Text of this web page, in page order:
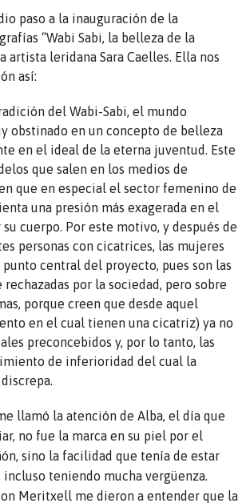
paso a la inauguración de la
“Wabi Sabi, la belleza de la
artista leridana Sara Caelles. Ella nos
así:
del Wabi-Sabi, el mundo
obstinado en un concepto de belleza
en el ideal de la eterna juventud. Este
que salen en los medios de
que en especial el sector femenino de
una presión más exagerada en el
cuerpo. Por este motivo, y después de
personas con cicatrices, las mujeres
central del proyecto, pues son las
por la sociedad, pero sobre
porque creen que desde aquel
en el cual tienen una cicatriz) ya no
preconcebidos y, por lo tanto, las
de inferioridad del cual la
llamó la atención de Alba, el día que
no fue la marca en su piel por el
sino la facilidad que tenía de estar
incluso teniendo mucha vergüenza.
Meritxell me dieron a entender que la